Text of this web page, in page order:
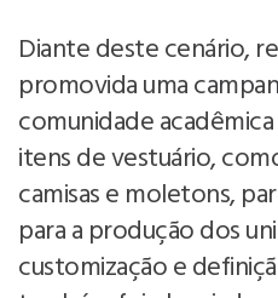
Diante deste cenário,
promovida uma
comunidade
itens de vestuário,
camisas e moletons,
para a produção dos
customização e